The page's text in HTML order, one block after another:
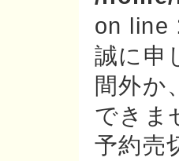
on line
誠に申
間外か
できま
予約売